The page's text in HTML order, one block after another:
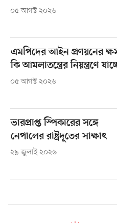
০৫ আগস্ট ২০২৬
এমপিদের আইন প্রণয়নের
কি আমলাতন্ত্রের নিয়ন্ত্রণে
০৫ আগস্ট ২০২৬
ভারপ্রাপ্ত স্পিকারের সঙ্গে
নেপালের রাষ্ট্রদূতের সাক্ষাৎ
২৯ জুলাই ২০২৬